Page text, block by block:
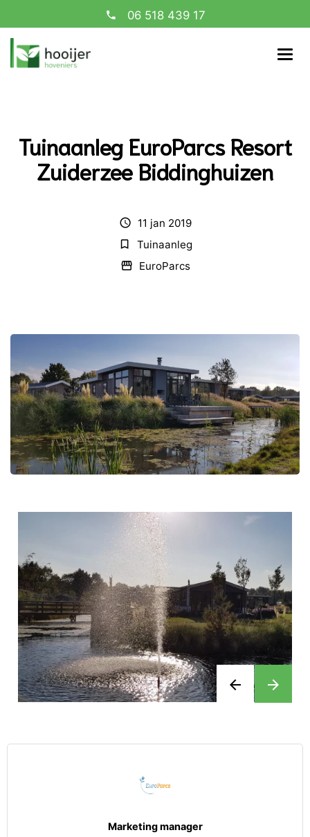
06 518 439 17
Tuinaanleg EuroParcs Resort
Zuiderzee Biddinghuizen
schedule 11 jan 2019
bookmark_border Tuinaanleg
storefront EuroParcs
arrow_back arrow_forward
Marketing manager